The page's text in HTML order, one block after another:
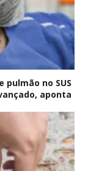
pulmão no SUS
aponta